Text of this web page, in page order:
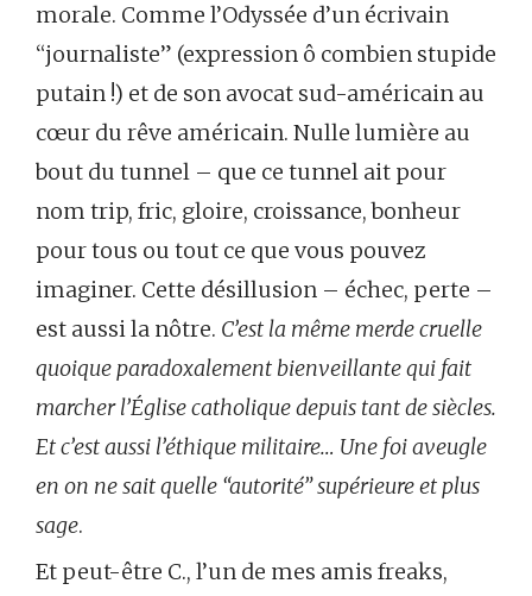
morale. Comme l’Odyssée d’un écrivain
“journaliste” (expression ô combien stupide
putain !) et de son avocat sud-américain au
cœur du rêve américain. Nulle lumière au
bout du tunnel – que ce tunnel ait pour
nom trip, fric, gloire, croissance, bonheur
pour tous ou tout ce que vous pouvez
imaginer. Cette désillusion – échec, perte –
est aussi la nôtre. C’est la même merde cruelle
quoique paradoxalement bienveillante qui fait
marcher l’Église catholique depuis tant de siècles.
Et c’est aussi l’éthique militaire… Une foi aveugle
en on ne sait quelle “autorité” supérieure et plus
sage.
Et peut-être C., l’un de mes amis freaks,